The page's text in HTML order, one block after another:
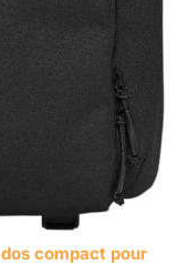
compact pour